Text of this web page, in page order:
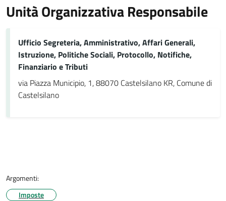
Unità Organizzativa Responsabile
Ufficio Segreteria, Amministrativo, Affari Generali,
Istruzione, Politiche Sociali, Protocollo, Notifiche,
Finanziario e Tributi
via Piazza Municipio, 1, 88070 Castelsilano KR, Comune di
Castelsilano
Argomenti:
Imposte